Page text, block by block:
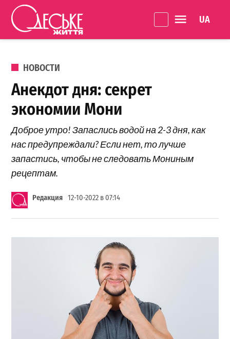
Перейти к содержанию
життя
ОПУБЛИКОВАНО В
НОВОСТИ
Анекдот дня: секрет
экономии Мони
Доброе утро! Запаслись водой на 2-3 дня, как
нас предупреждали? Если нет, то лучше
запастись, чтобы не следовать Мониным
рецептам.
Редакция 12-10-2022 в 07:14